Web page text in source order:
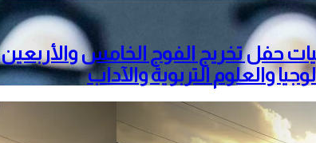
حفل تخريج الفوج الخامس
والعلوم التربوية والآداب